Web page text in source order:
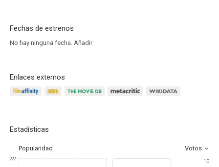
Fechas de estrenos
No hay ninguna fecha. Añadir
Enlaces externos
Estadísticas
Popularidad Votos
???
10